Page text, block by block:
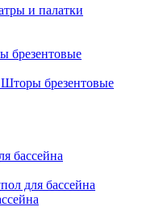
и палатки
брезентовые
Шторы брезентовые
бассейна
для бассейна